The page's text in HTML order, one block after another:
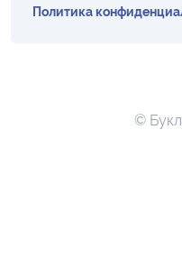
Политика
©